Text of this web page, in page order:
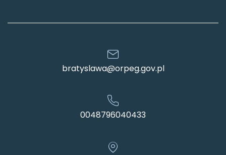
bratyslawa@orpeg.gov.pl
0048796040433